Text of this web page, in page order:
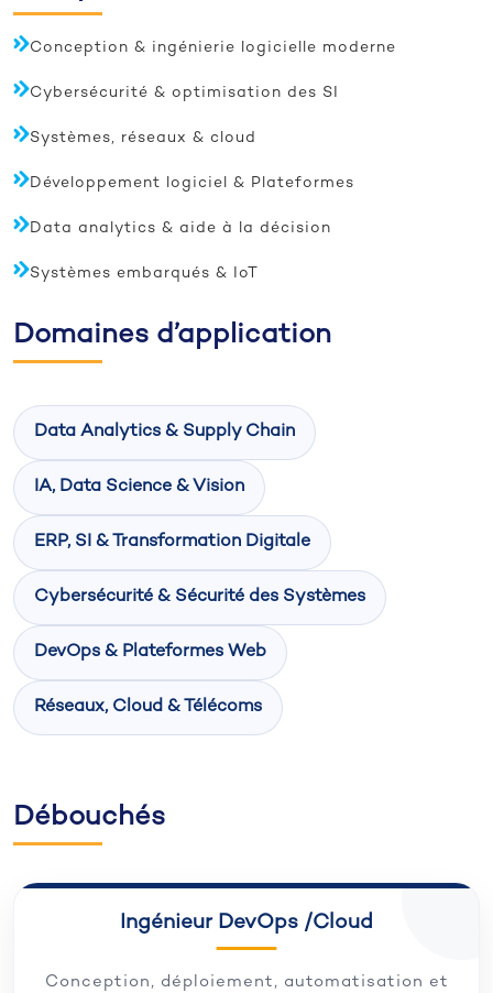
Conception & ingénierie logicielle moderne
Cybersécurité & optimisation des SI
Systèmes, réseaux & cloud
Développement logiciel & Plateformes
Data analytics & aide à la décision
Systèmes embarqués & IoT
Domaines d’application
Data Analytics & Supply Chain
IA, Data Science & Vision
ERP, SI & Transformation Digitale
Cybersécurité & Sécurité des Systèmes
DevOps & Plateformes Web
Réseaux, Cloud & Télécoms
Débouchés
Ingénieur DevOps /Cloud
Conception, déploiement, automatisation et